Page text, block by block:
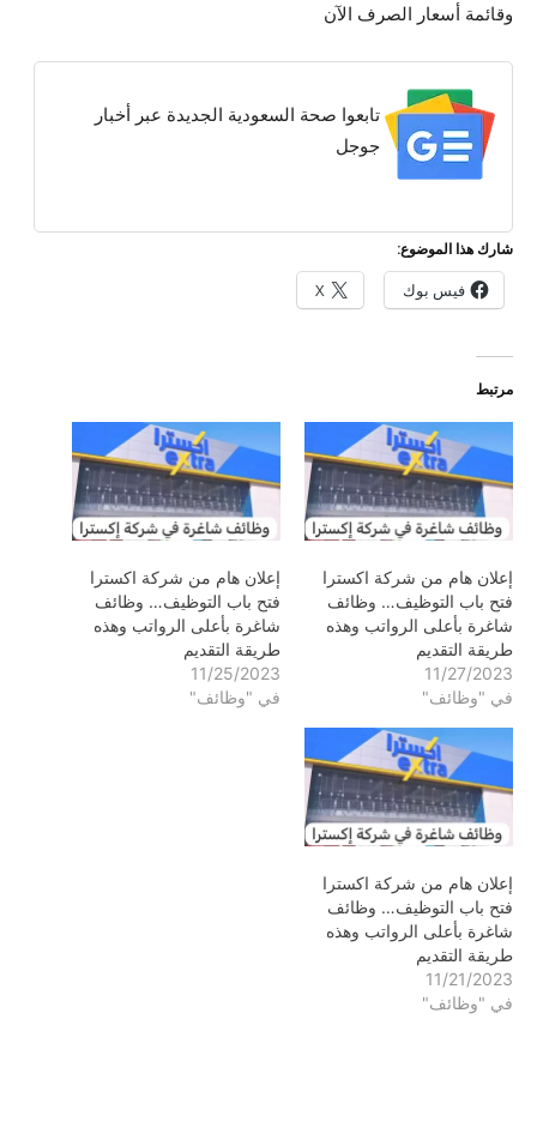
وقائمة أسعار الصرف الآن
تابعوا صحة السعودية الجديدة عبر أخبار
جوجل
شارك هذا الموضوع:
فيس بوك X
مرتبط
إعلان هام من شركة اكسترا
فتح باب التوظيف… وظائف
شاغرة بأعلى الرواتب وهذه
طريقة التقديم
11/27/2023
في "وظائف"
إعلان هام من شركة اكسترا
فتح باب التوظيف… وظائف
شاغرة بأعلى الرواتب وهذه
طريقة التقديم
11/25/2023
في "وظائف"
إعلان هام من شركة اكسترا
فتح باب التوظيف… وظائف
شاغرة بأعلى الرواتب وهذه
طريقة التقديم
11/21/2023
في "وظائف"